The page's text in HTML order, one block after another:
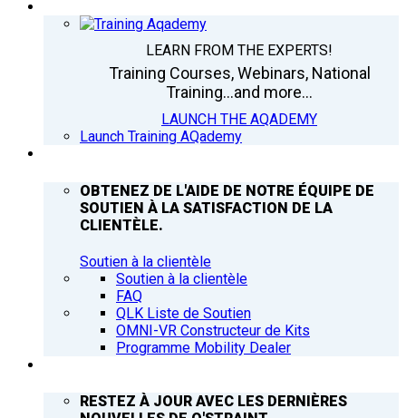
LEARN FROM THE EXPERTS!
Training Courses, Webinars, National
Training...and more...
LAUNCH THE AQADEMY
Launch Training AQademy
OBTENEZ DE L'AIDE DE NOTRE ÉQUIPE DE
SOUTIEN À LA SATISFACTION DE LA
CLIENTÈLE.
Soutien à la clientèle
Soutien à la clientèle
FAQ
QLK Liste de Soutien
OMNI-VR Constructeur de Kits
Programme Mobility Dealer
RESTEZ À JOUR AVEC LES DERNIÈRES